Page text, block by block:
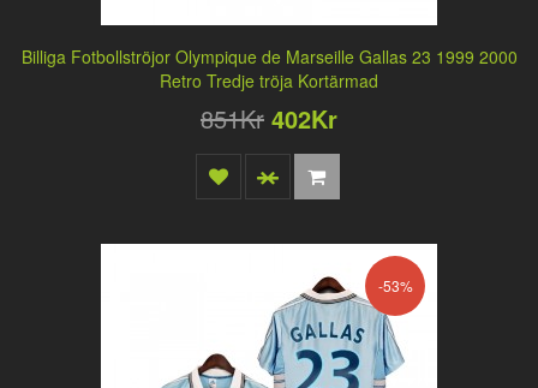
Billiga Fotbollströjor Olympique de Marseille Gallas 23 1999 2000
Retro Tredje tröja Kortärmad
851Kr 402Kr
-53%